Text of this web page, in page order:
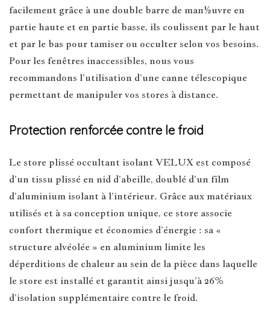
facilement grâce à une double barre de man½uvre en
partie haute et en partie basse, ils coulissent par le haut
et par le bas pour tamiser ou occulter selon vos besoins.
Pour les fenêtres inaccessibles, nous vous
recommandons l’utilisation d’une canne télescopique
permettant de manipuler vos stores à distance.
Protection renforcée contre le froid
Le store plissé occultant isolant VELUX est composé
d’un tissu plissé en nid d’abeille, doublé d’un film
d’aluminium isolant à l’intérieur. Grâce aux matériaux
utilisés et à sa conception unique, ce store associe
confort thermique et économies d’énergie : sa «
structure alvéolée » en aluminium limite les
déperditions de chaleur au sein de la pièce dans laquelle
le store est installé et garantit ainsi jusqu’à 26%
d’isolation supplémentaire contre le froid.